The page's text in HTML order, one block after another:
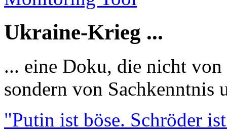
Ukraine-Krieg ...
... eine Doku, die nicht
sondern von Sachkenntnis
"Putin ist böse. Schröder